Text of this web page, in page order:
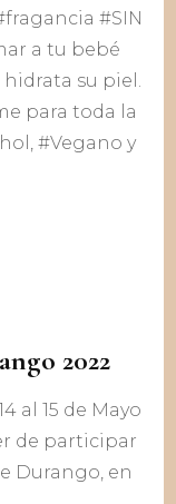
#SIN
a tu bebé
su piel.
para toda la
#Vegano y
2022
al 15 de Mayo
de participar
Durango, en